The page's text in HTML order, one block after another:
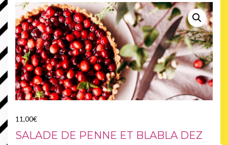
11,00€
SALADE DE PENNE ET BLABLA DEZ